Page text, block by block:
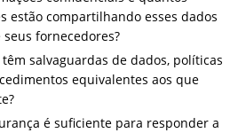
estão compartilhando esses dados
fornecedores?
salvaguardas de dados, políticas
equivalentes aos que
é suficiente para responder a